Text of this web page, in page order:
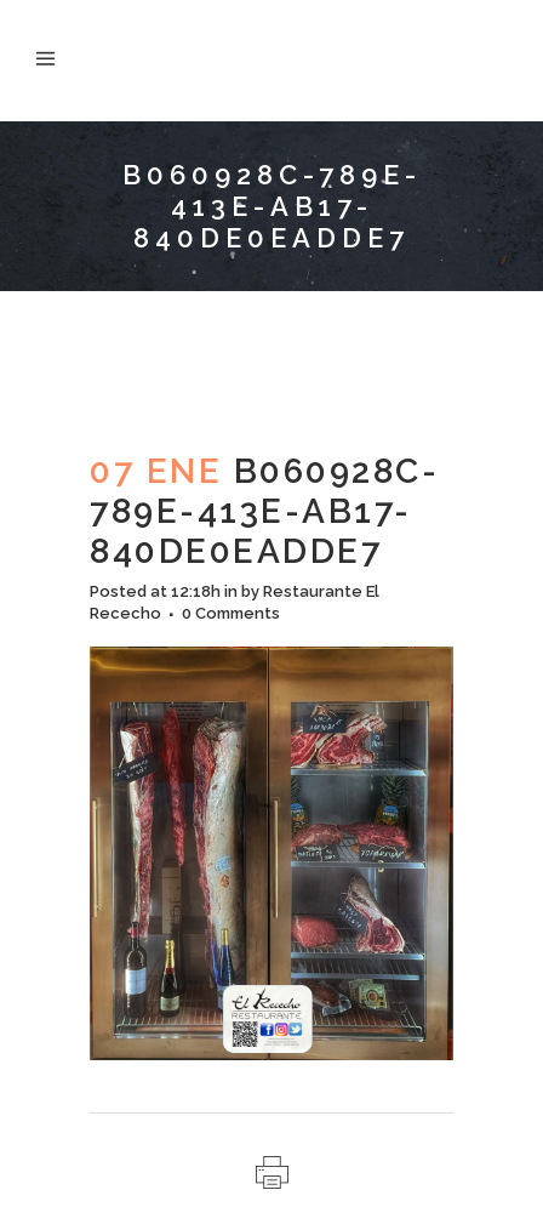
B060928C-789E-
413E-AB17-
840DE0EADDE7
07 ENE B060928C-
789E-413E-AB17-
840DE0EADDE7
Posted at 12:18h in by Restaurante El
Rececho
0 Comments